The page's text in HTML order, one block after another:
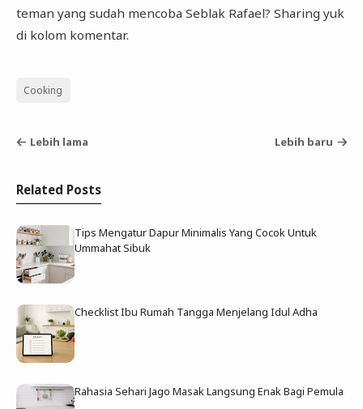
teman yang sudah mencoba Seblak Rafael? Sharing yuk
di kolom komentar.
Cooking
Lebih lama Lebih baru
Related Posts
Tips Mengatur Dapur Minimalis Yang Cocok Untuk
Ummahat Sibuk
Checklist Ibu Rumah Tangga Menjelang Idul Adha
Rahasia Sehari Jago Masak Langsung Enak Bagi Pemula